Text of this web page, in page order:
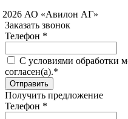
АО «Авилон АГ»
Заказать звонок
Телефон *
C условиями обработки
согласен(а).*
Получить предложение
Телефон *